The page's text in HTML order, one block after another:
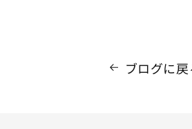
ブログに戻